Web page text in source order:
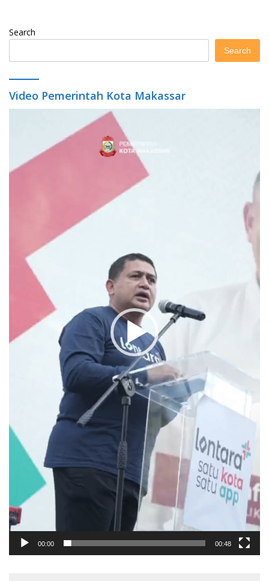
Search
Search
Video Pemerintah Kota Makassar
00:00 00:48